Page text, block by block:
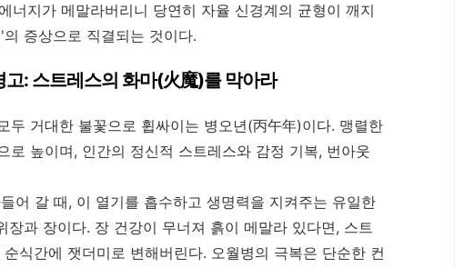
너지가 메말라버리니 당연히 자율 신경계의 균형이 깨지
증상으로 직결되는 것이다.
: 스트레스의 화마(火魔)를 막아라
두 거대한 불꽃으로 휩싸이는 병오년(丙午年)이다. 맹렬한
로 높이며, 인간의 정신적 스트레스와 감정 기복, 번아웃
어 갈 때, 이 열기를 흡수하고 생명력을 지켜주는 유일한
과 장이다. 장 건강이 무너져 흙이 메말라 있다면, 스트
식간에 잿더미로 변해버린다. 오월병의 극복은 단순한 컨